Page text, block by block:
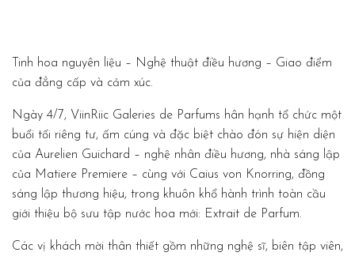
Tinh hoa nguyên liệu – Nghệ thuật điều hương – Giao điểm
của đẳng cấp và cảm xúc.
Ngày 4/7, ViinRiic Galeries de Parfums hân hạnh tổ chức một
buổi tối riêng tư, ấm cúng và đặc biệt chào đón sự hiện diện
của Aurelien Guichard – nghệ nhân điều hương, nhà sáng lập
của Matiere Premiere – cùng với Caius von Knorring, đồng
sáng lập thương hiệu, trong khuôn khổ hành trình toàn cầu
giới thiệu bộ sưu tập nước hoa mới: Extrait de Parfum.
Các vị khách mời thân thiết gồm những nghệ sĩ, biên tập viên,